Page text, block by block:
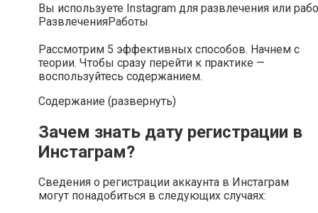
Вы используете Instagram для развлечения или
РазвлеченияРаботы
Рассмотрим 5 эффективных способов. Начнем с
теории. Чтобы сразу перейти к практике —
воспользуйтесь содержанием.
Содержание (развернуть)
Зачем знать дату регистрации в
Инстаграм?
Сведения о регистрации аккаунта в Инстаграм
могут понадобиться в следующих случаях: